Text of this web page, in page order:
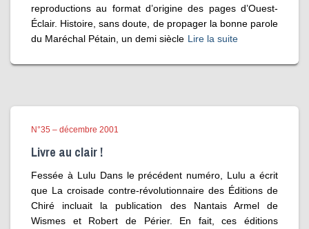
reproductions au format d’origine des pages d’Ouest-
Éclair. Histoire, sans doute, de propager la bonne parole
du Maréchal Pétain, un demi siècle Lire la suite
N°35 – décembre 2001
Livre au clair !
Fessée à Lulu Dans le précédent numéro, Lulu a écrit
que La croisade contre-révolutionnaire des Éditions de
Chiré incluait la publication des Nantais Armel de
Wismes et Robert de Périer. En fait, ces éditions